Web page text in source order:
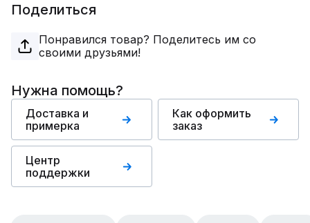
Поделиться
Понравился товар? Поделитесь им со
своими друзьями!
Нужна помощь?
Доставка и
примерка
Как оформить
заказ
Центр
поддержки